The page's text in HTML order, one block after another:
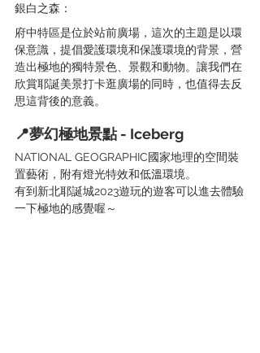
銀白之森：
府中特區是位於站前廣場，這次的主題是以環
保意識，提倡愛護環境和保護環境的背景，營
造出極地的獨特景色、景觀和動物。讓我們在
欣賞耶誕美景打卡逛廣場的同時，也值得去反
思這背後的意義。
📍夢幻極地景點 - Iceberg
NATIONAL GEOGRAPHIC國家地理的空間裝
置藝術，附有燈光特效和低溫環境。
有到新北耶誕城2023遊玩的遊客可以進去體驗
一下極地的感覺喔～